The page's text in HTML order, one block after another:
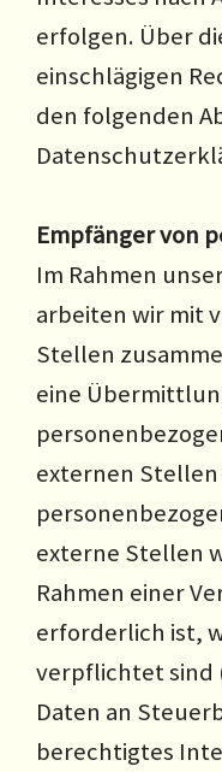
erfolgen. Über
einschlägigen
den folgenden
Empfänger von
Im Rahmen
arbeiten wir mit
Stellen
eine
externen
externe Stellen
Rahmen einer
erforderlich ist,
verpflichtet sind
Daten an
berechtigtes